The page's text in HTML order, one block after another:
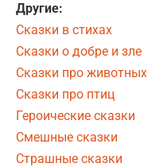
Другие:
Сказки в стихах
Сказки о добре и зле
Сказки про животных
Сказки про птиц
Героические сказки
Смешные сказки
Страшные сказки